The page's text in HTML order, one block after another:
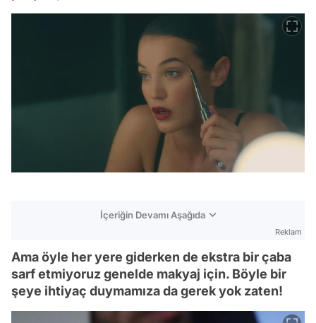
İçeriğin Devamı Aşağıda
Reklam
Ama öyle her yere giderken de ekstra bir çaba
sarf etmiyoruz genelde makyaj için. Böyle bir
şeye ihtiyaç duymamıza da gerek yok zaten!